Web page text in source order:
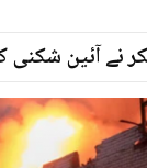
نے آئین شکنی